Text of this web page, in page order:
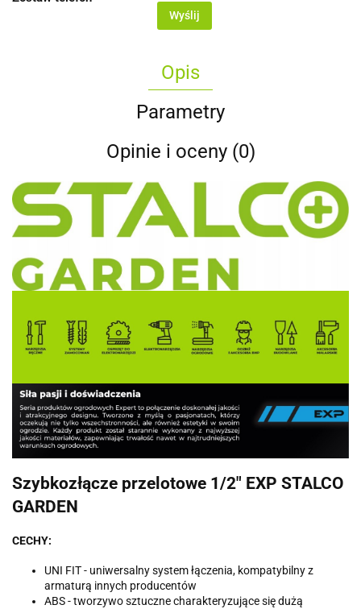
Wyślij
Opis
Parametry
Opinie i oceny (0)
Szybkozłącze przelotowe 1/2" EXP STALCO
GARDEN
CECHY:
UNI FIT - uniwersalny system łączenia, kompatybilny z
armaturą innych producentów
ABS - tworzywo sztuczne charakteryzujące się dużą